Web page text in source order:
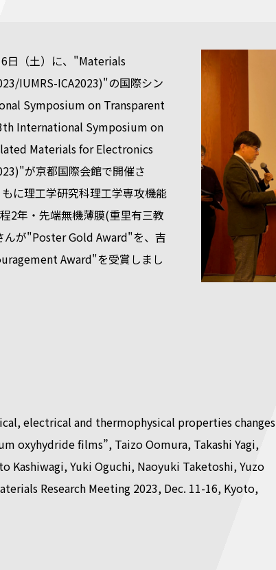
日（土）に、"Materials
IUMRS-ICA2023)"の国際シン
Symposium on Transparent
International Symposium on
Materials for Electronics
が京都国際会館で開催さ
に理工学研究科理工学専攻機能
2年・先端無機薄膜(重里有三教
んが"Poster Gold Award"を、吉
Award"を受賞しまし
electrical and thermophysical properties changes
oxyhydride films”, Taizo Oomura, Takashi Yagi,
Kashiwagi, Yuki Oguchi, Naoyuki Taketoshi, Yuzo
Research Meeting 2023, Dec. 11-16, Kyoto,